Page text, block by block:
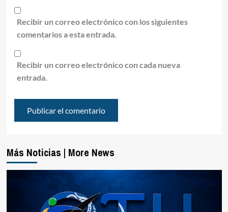
Recibir un correo electrónico con los siguientes
comentarios a esta entrada.
Recibir un correo electrónico con cada nueva
entrada.
Más Noticias | More News